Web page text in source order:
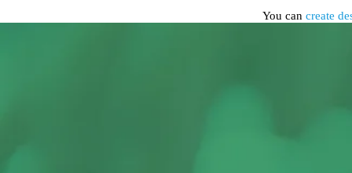
You can create